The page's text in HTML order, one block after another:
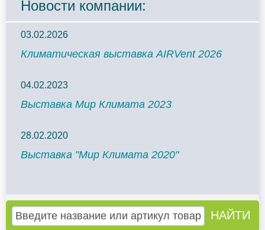
Новости компании:
03.02.2026
Климатическая выставка AIRVent 2026
04.02.2023
Выставка Мир Климата 2023
28.02.2020
Выставка "Мир Климата 2020"